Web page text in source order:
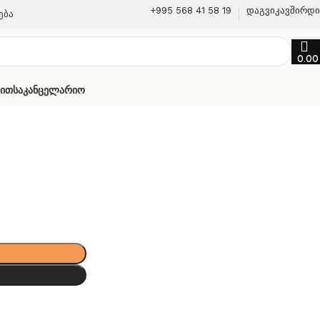
+995 568 41 58 19
0.00
Საკანცელარიო